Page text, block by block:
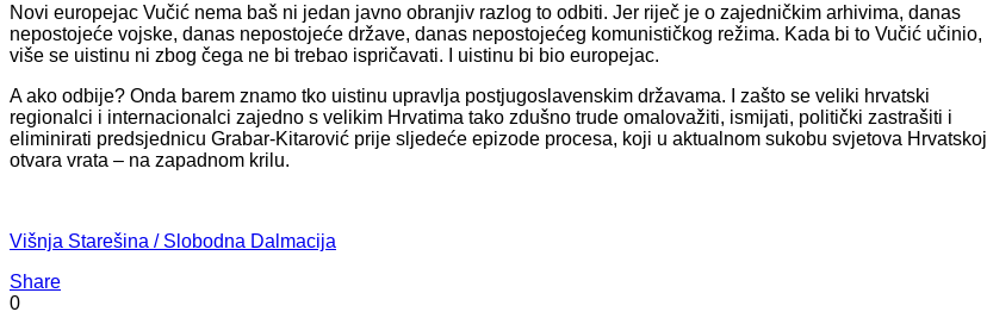
Novi europejac Vučić nema baš ni jedan javno obranjiv razlog to odbiti. Jer riječ je o zajedničkim arhivima, danas
nepostojeće vojske, danas nepostojeće države, danas nepostojećeg komunističkog režima. Kada bi to Vučić učinio,
više se uistinu ni zbog čega ne bi trebao ispričavati. I uistinu bi bio europejac.
A ako odbije? Onda barem znamo tko uistinu upravlja postjugoslavenskim državama. I zašto se veliki hrvatski
regionalci i internacionalci zajedno s velikim Hrvatima tako zdušno trude omalovažiti, ismijati, politički zastrašiti i
eliminirati predsjednicu Grabar-Kitarović prije sljedeće epizode procesa, koji u aktualnom sukobu svjetova Hrvatskoj
otvara vrata – na zapadnom krilu.
Višnja Starešina / Slobodna Dalmacija
Share
0